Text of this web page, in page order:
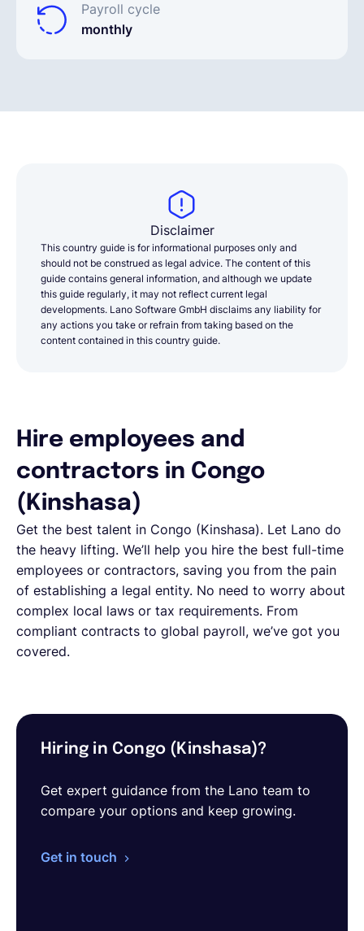
Payroll cycle
monthly
Disclaimer
This country guide is for informational purposes only and
should not be construed as legal advice. The content of this
guide contains general information, and although we update
this guide regularly, it may not reflect current legal
developments. Lano Software GmbH disclaims any liability for
any actions you take or refrain from taking based on the
content contained in this country guide.
Hire employees and
contractors in Congo
(Kinshasa)
Get the best talent in Congo (Kinshasa). Let Lano do
the heavy lifting. We’ll help you hire the best full-time
employees or contractors, saving you from the pain
of establishing a legal entity. No need to worry about
complex local laws or tax requirements. From
compliant contracts to global payroll, we’ve got you
covered.
Hiring in Congo (Kinshasa)?
Get expert guidance from the Lano team to
compare your options and keep growing.
Get in touch